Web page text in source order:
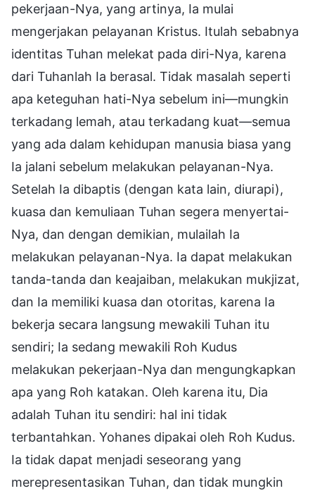
pekerjaan-Nya, yang artinya, Ia mulai
mengerjakan pelayanan Kristus. Itulah sebabnya
identitas Tuhan melekat pada diri-Nya, karena
dari Tuhanlah Ia berasal. Tidak masalah seperti
apa keteguhan hati-Nya sebelum ini—mungkin
terkadang lemah, atau terkadang kuat—semua
yang ada dalam kehidupan manusia biasa yang
Ia jalani sebelum melakukan pelayanan-Nya.
Setelah Ia dibaptis (dengan kata lain, diurapi),
kuasa dan kemuliaan Tuhan segera menyertai-
Nya, dan dengan demikian, mulailah Ia
melakukan pelayanan-Nya. Ia dapat melakukan
tanda-tanda dan keajaiban, melakukan mukjizat,
dan Ia memiliki kuasa dan otoritas, karena Ia
bekerja secara langsung mewakili Tuhan itu
sendiri; Ia sedang mewakili Roh Kudus
melakukan pekerjaan-Nya dan mengungkapkan
apa yang Roh katakan. Oleh karena itu, Dia
adalah Tuhan itu sendiri: hal ini tidak
terbantahkan. Yohanes dipakai oleh Roh Kudus.
Ia tidak dapat menjadi seseorang yang
merepresentasikan Tuhan, dan tidak mungkin